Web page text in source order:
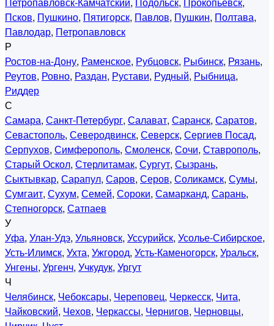
Псков, Пушкино, Пятигорск, Павлов, Пушкин, Полтава,
Павлодар, Петропавловск
Р
Ростов-на-Дону, Раменское, Рубцовск, Рыбинск, Рязань,
Реутов, Ровно, Раздан, Рустави, Рудный, Рыбница,
Риддер
С
Самара, Санкт-Петербург, Салават, Саранск, Саратов,
Севастополь, Северодвинск, Северск, Сергиев Посад,
Серпухов, Симферополь, Смоленск, Сочи, Ставрополь,
Старый Оскол, Стерлитамак, Сургут, Сызрань,
Сыктывкар, Сарапул, Саров, Серов, Соликамск, Сумы,
Сумгаит, Сухум, Семей, Сороки, Самарканд, Сарань,
Степногорск, Сатпаев
У
Уфа, Улан-Удэ, Ульяновск, Уссурийск, Усолье-Сибирское,
Усть-Илимск, Ухта, Ужгород, Усть-Каменогорск, Уральск,
Унгены, Ургенч, Учкудук, Ургут
Ч
Челябинск, Чебоксары, Череповец, Черкесск, Чита,
Чайковский, Чехов, Черкассы, Чернигов, Черновцы,